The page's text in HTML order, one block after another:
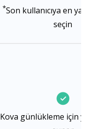
*Son kullanıcıya en
seçin
Kova günlükleme için